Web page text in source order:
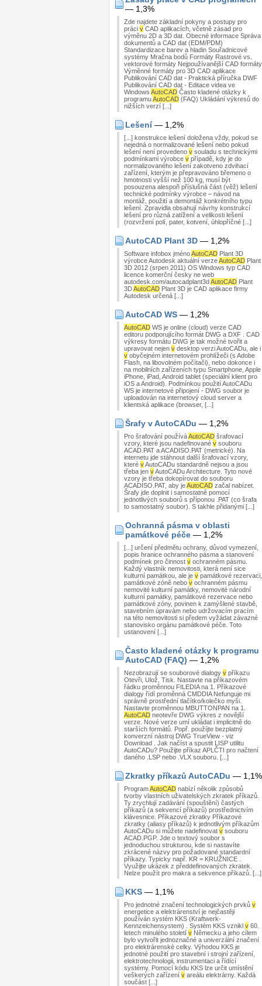
— 1,3%
Zde najdete základní pokyny a postupy pro
práci v CAD aplikacích, včetně zásad pro
výměnu 2D a 3D dat. Obecné informace Správa
dokumentů a CAD dat (EDM/PDM)
Standardizace barev a hladin Souřadnicové
systémy Mračna bodů Formáty Rastrové vs.
vektorové formáty Nejpoužívanější CAD formáty
Výměnné formáty pro 3D CAD aplikace
Publikování CAD dat - Praktická příručka DWF
Publikování CAD dat - Editace videa ve
Windows AutoCAD Často kladené otázky k
programuAutoCAD (FAQ) Ukládání výkresů do
nižších verzí [...]
Lešení— 1,2%
[...] konstrukce lešení doložena vždy, pokud se
nejedná o normalizované lešení nebo pokud
lešení není provedeno v souladu s technickými
podmínkami výrobce v případě, kdy je do
normalizovaného lešení zakotveno zdvihací
zařízení, kterým je přepravováno břemeno o
hmotnosti vyšší než 100 kg, musí být
posouzena alespoň příslušná část (věž) lešení
technické podmínky výrobce – návod na
montáž, použití a demontáž konkrétního typu
lešení. Zpravidla obsahují návrhy konstrukcí
lešení pro různá zatížení a velikosti lešení
(rozvržení polí, pater, kotvení, úhlopříčné [...]
AutoCAD Plant 3D — 1,2%
Software infobox jménoAutoCAD Plant 3D
výrobce Autodesk aktuální verzeAutoCAD Plant
3D 2012 (srpen 2011) OS Windows typ CAD
licence komerční česky ne web
autodesk.com/autocadplant3dAutoCAD Plant
3DAutoCAD Plant 3D je CAD aplikace firmy
Autodesk určená [...]
AutoCAD WS — 1,2%
AutoCAD WS je online (cloud) verze CAD
editoru podporujícího formát DWG a DXF . CAD
výkresy formátu DWG je tak možné tvořit a
upravovat nejen v desktop verzi AutoCADu, ale i
v obyčejném internetovém prohlížeči (s Adobe
Flash, na libovolném počítači), nebo dokonce i
na mobilních zařízeních typu Smartphone, Apple
iPhone, iPad, Android tablet (speciální klient pro
iOS a Android). Podmínkou použití AutoCADu
WS je internetové připojení - DWG soubor je
uploadován na internetový cloud server a
klientská aplikace (browser, [...]
Šrafy v AutoCADu — 1,2%
Pro šrafování používáAutoCAD šrafovací
vzory, které jsou nadefinované v souboru
ACAD.PAT a ACADISO.PAT (metrické). Na
internetu jde stáhnout další šrafovací vzory,
které vAutoCADu standardně nejsou a jsou
třeba jen vAutoCADu Architecture. Tyto nové
vzory je třeba dokopírovat do souboru
ACADISO.PAT, aby jeAutoCAD začal nabízet.
Šrafy jde doplnit i samostatně pomocí
jednotlivých souborů s příponou .PAT (co šrafa
to samostatný soubor). S takhle přidanými [...]
Ochranná pásma v oblasti
památkové péče — 1,2%
[...] určení předmětu ochrany, důvod vymezení,
popis hranice ochranného pásma a stanovení
podmínek pro činnost v ochranném pásmu.
Každý vlastník nemovitosti, která není sice
kulturní památkou, ale je v památkové rezervaci,
památkové zóně nebo v ochranném pásmu
nemovité kulturní památky, nemovité národní
kulturní památky, památkové rezervace nebo
památkové zóny, povinen k zamýšlené stavbě,
stavebním úpravám nebo udržovacím pracím
na této nemovitosti si předem vyžádat závazné
stanovisko orgánu památkové péče. Toto
ustanovení [...]
Často kladené otázky k programu
AutoCAD (FAQ) — 1,2%
Nezobrazují se souborové dialogy v příkazu
Otevři, Ulož, Tisk. Nastavte na příkazovém
řádku proměnnou FILEDIA na 1. Příkazové
dialogy řídí proměnná CMDDIA Nefunguje mi
správně prostřední tlačítko/kolečko myši.
Nastavte proměnnou MBUTTONPAN na 1.
AutoCAD neotevře DWG výkres z novější
verze. Nové verze umí ukládat i implicitně do
starších formátů. Popř. použíjte bezplatný
konverzní nástroj DWG TrueView - viz
Download . Jak načíst a spustit LISP utilitu
AutoCADu? Použijte příkaz APLČTI pro načtení
daného .LSP nebo .VLX souboru. [...]
Zkratky příkazů AutoCADu — 1,1%
ProgramAutoCAD nabízí několik způsobů
tvorby vlastních uživatelských zkratek příkazů.
Ty zrychlují zadávání (spouštění) častých
příkazů (a sekvencí příkazů) prostřednictvím
klávesnice. Příkazové zkratky Příkazové
zkratky (aliasy příkazů) k jednotlivým příkazům
AutoCADu si můžete nadefinovat v souboru
ACAD.PGP. Jde o textový soubor s
jednoduchou strukturou, kde si nastavíte
zkrácené názvy pro požadované standardní
příkazy. Typicky např. KR = KRUŽNICE .
Využijte ukázek z předdefinovaných zkratek.
Nelze použít pro makra a sekvence příkazů. [...]
KKS — 1,1%
Pro jednotné značení technologických prvků v
energetice a elektrárenství je nejčastěji
používán systém KKS (Kraftwerk-
Kennzeichensystem) . Systém KKS vznikl v 60.
letech minulého století v Německu a jeho cílem
bylo vytvořit jednoznačné a univerzální značení
pro elektrárenské celky. Výhodou KKS je
jednotné použití pro stavební i strojní zařízení,
elektrotechnologii, instrumentaci a řídící
systémy. Pomocí kódu KKS lze určit umístění
veškerých zařízení v areálu elektrárny. Každá
součást [...]